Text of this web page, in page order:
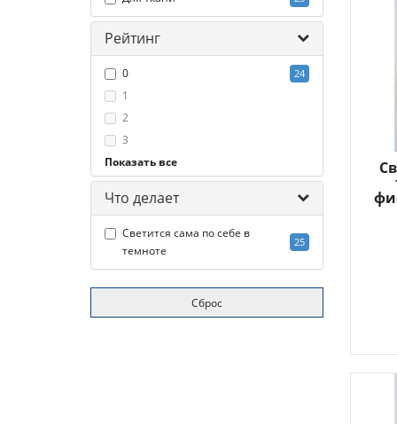
Рейтинг
0 24
1
2
3
4
5
Показать все
Что делает
Светится сама по себе в
темноте
25
Сброс